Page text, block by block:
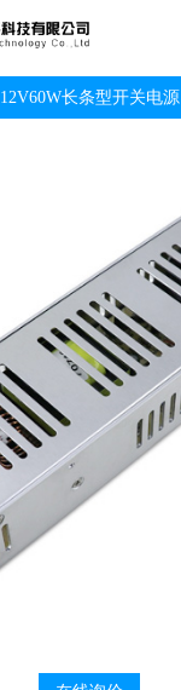
12V60W长条型开关电源